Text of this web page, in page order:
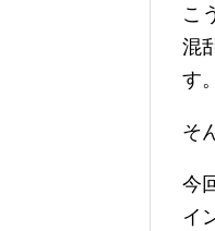
こ
混
す。
そ
今
イ